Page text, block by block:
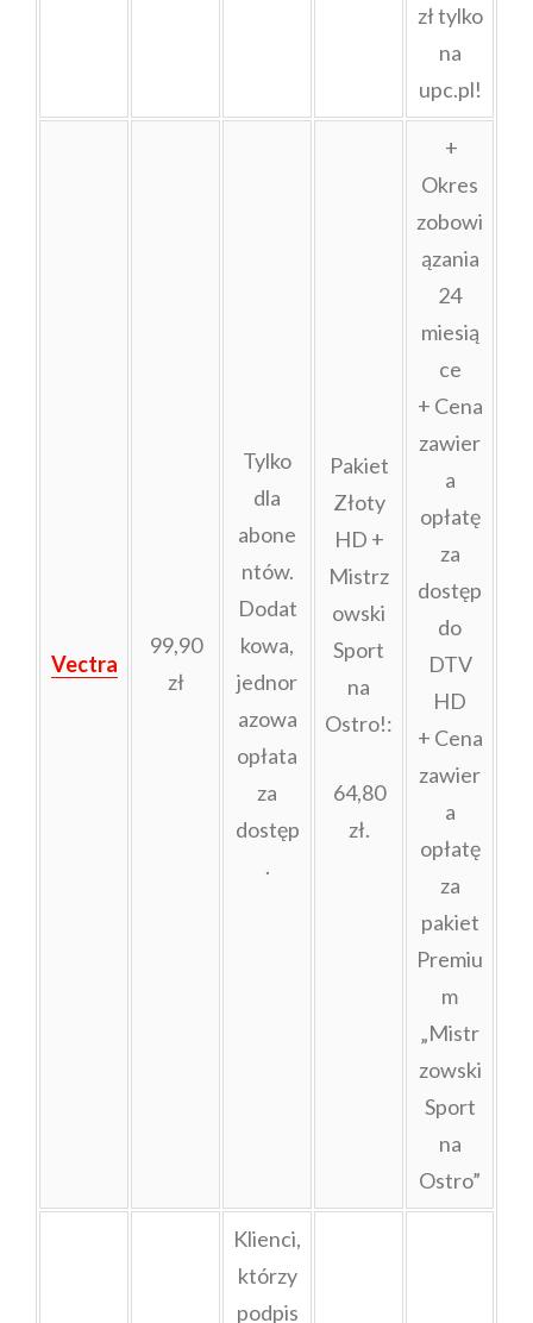
zł tylko
na
upc.pl!
Vectra
99,90
zł
Tylko
dla
abone
ntów.
Dodat
kowa,
jednor
azowa
opłata
za
dostęp
.
Pakiet
Złoty
HD +
Mistrz
owski
Sport
na
Ostro!:
64,80
zł.
+
Okres
zobowi
ązania
24
miesią
ce
+ Cena
zawier
a
opłatę
za
dostęp
do
DTV
HD
+ Cena
zawier
a
opłatę
za
pakiet
Premiu
m
„Mistr
zowski
Sport
na
Ostro”
Klienci,
którzy
podpis